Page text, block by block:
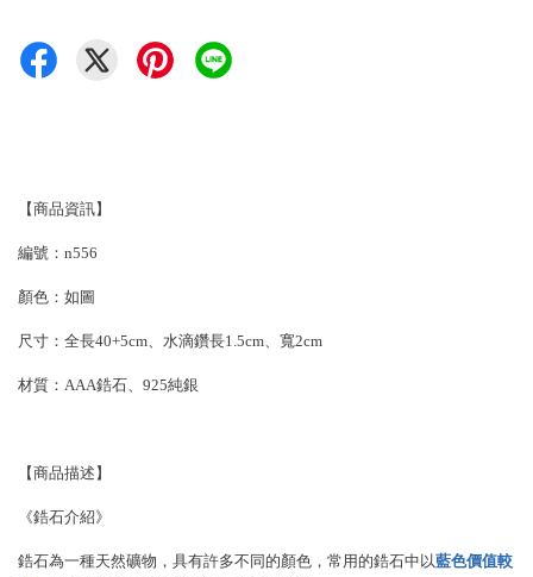
【商品資訊】
編號：n556
顏色：如圖
尺寸：全長40+5cm、水滴鑽長1.5cm、寬2cm
材質：AAA鋯石、925純銀
【商品描述】
《鋯石介紹》
鋯石為一種天然礦物，具有許多不同的顏色，常用的鋯石中以藍色價值較